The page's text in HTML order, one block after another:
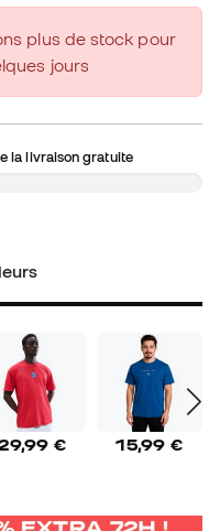
plus de stock pour
jours
la livraison gratuite
€ 15,99 €